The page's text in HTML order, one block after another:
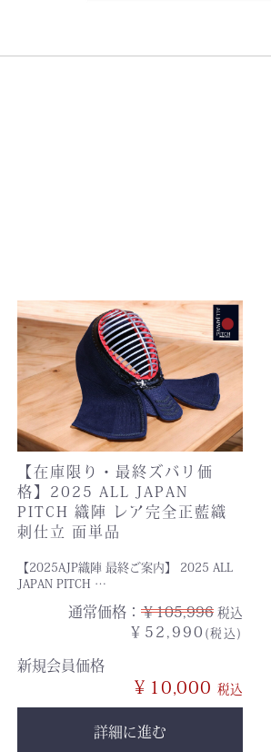
【在庫限り・最終ズバリ価
格】2025 ALL JAPAN
PITCH 織陣 レア完全正藍織
刺仕立 面単品
【2025AJP織陣 最終ご案内】 2025 ALL
JAPAN PITCH …
通常価格：￥105,996 税込
￥52,990 (税込)
新規会員価格
￥10,000
詳細に進む